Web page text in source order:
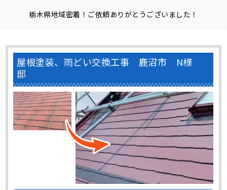
栃木県地域密着！ご依頼ありがとうございました！
屋根塗装、雨どい交換工事 鹿沼市 N様
邸